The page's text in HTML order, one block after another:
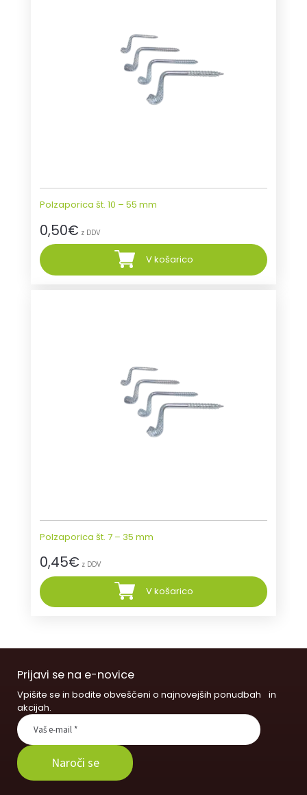
Polzaporica št. 10 – 55 mm
0,50€ z DDV
V košarico
Polzaporica št. 7 – 35 mm
0,45€ z DDV
V košarico
Prijavi se na e-novice
Vpišite se in bodite obveščeni o najnovejših ponudbah in
akcijah.